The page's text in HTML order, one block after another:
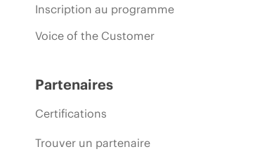
Inscription au programme
Voice of the Customer
Partenaires
Certifications
Trouver un partenaire